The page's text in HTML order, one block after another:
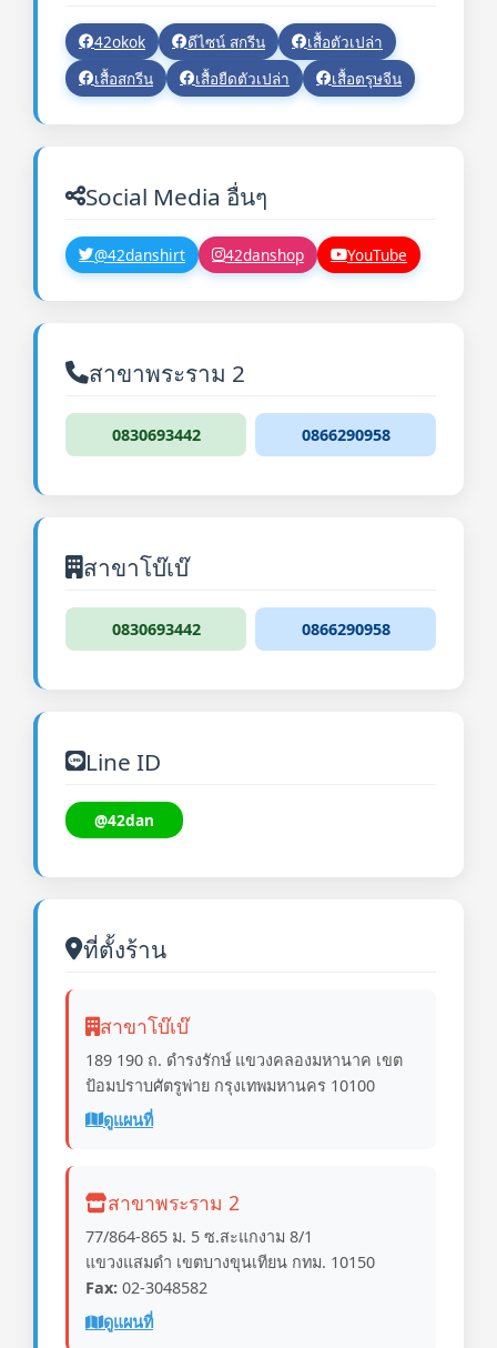
42okok ดีไซน์ สกรีน
เสื้อตัวเปล่า
เสื้อสกรีน
เสื้อยืดตัวเปล่า เสื้อตรุษจีน
Social Media อื่นๆ
@42danshirt 42danshop YouTube
สาขาพระราม 2
0830693442 0866290958
สาขาโบ๊เบ๊
0830693442 0866290958
Line ID
@42dan
ที่ตั้งร้าน
สาขาโบ๊เบ๊
189 190 ถ. ดำรงรักษ์ แขวงคลองมหานาค เขต
ป้อมปราบศัตรูพ่าย กรุงเทพมหานคร 10100
ดูแผนที่
สาขาพระราม 2
77/864-865 ม. 5 ซ.สะแกงาม 8/1
แขวงแสมดำ เขตบางขุนเทียน กทม. 10150
Fax: 02-3048582
ดูแผนที่